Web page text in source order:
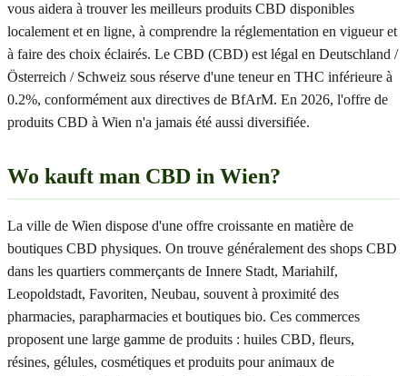
vous aidera à trouver les meilleurs produits CBD disponibles
localement et en ligne, à comprendre la réglementation en vigueur et
à faire des choix éclairés. Le CBD (CBD) est légal en Deutschland /
Österreich / Schweiz sous réserve d'une teneur en THC inférieure à
0.2%, conformément aux directives de BfArM. En 2026, l'offre de
produits CBD à Wien n'a jamais été aussi diversifiée.
Wo kauft man CBD in Wien?
La ville de Wien dispose d'une offre croissante en matière de
boutiques CBD physiques. On trouve généralement des shops CBD
dans les quartiers commerçants de Innere Stadt, Mariahilf,
Leopoldstadt, Favoriten, Neubau, souvent à proximité des
pharmacies, parapharmacies et boutiques bio. Ces commerces
proposent une large gamme de produits : huiles CBD, fleurs,
résines, gélules, cosmétiques et produits pour animaux de